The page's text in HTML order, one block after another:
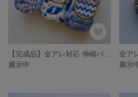
展示中
展示